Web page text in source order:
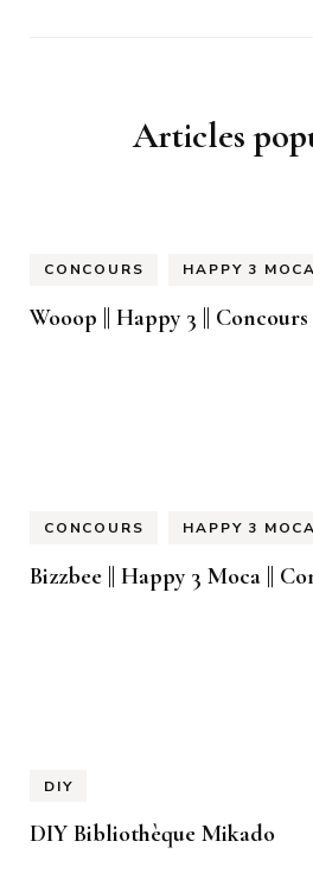
Articles
CONCOURS HAPPY 3 MOCA
Wooop || Happy 3 ||
CONCOURS HAPPY 3 MOCA
Bizzbee || Happy 3 Moca ||
DIY
DIY Bibliothèque Mikado